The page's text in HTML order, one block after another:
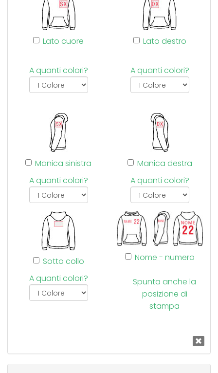
Lato cuore
A quanti colori?
Lato destro
A quanti colori?
Manica sinistra
A quanti colori?
Manica destra
A quanti colori?
Sotto collo
A quanti colori?
Nome - numero
Spunta anche la
posizione di
stampa